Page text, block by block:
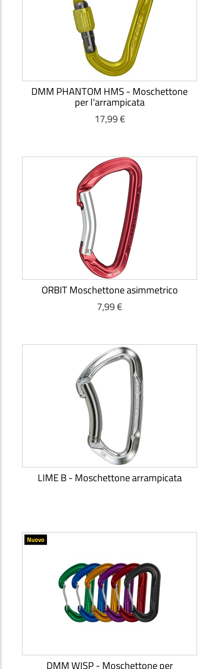
DMM PHANTOM HMS - Moschettone
per l'arrampicata
17,99 €
ORBIT Moschettone asimmetrico
7,99 €
LIME B - Moschettone arrampicata
Nuovo
DMM WISP - Moschettone per